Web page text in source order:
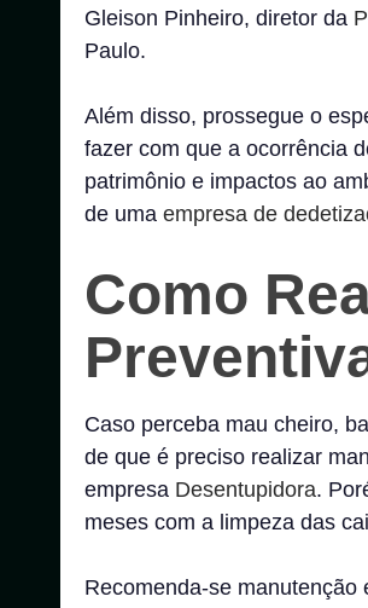
Gleison Pinheiro, diretor da
Paulo.
Além disso, prossegue o
fazer com que a ocorrência
patrimônio e impactos ao
de uma empresa de
Como
Caso perceba mau cheiro,
de que é preciso realizar
empresa Desentupidora.
meses com a limpeza das
Recomenda-se